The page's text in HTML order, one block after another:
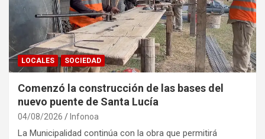
LOCALES SOCIEDAD
Comenzó la construcción de las bases del
nuevo puente de Santa Lucía
04/08/2026 Infonoa
La Municipalidad continúa con la obra que permitirá